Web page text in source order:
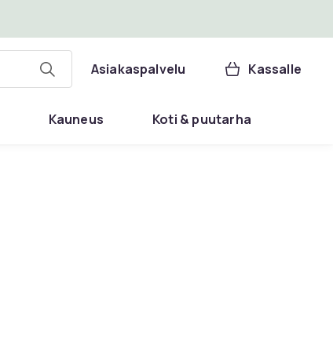
Asiakaspalvelu Kassalle
Kauneus Koti & puutarha